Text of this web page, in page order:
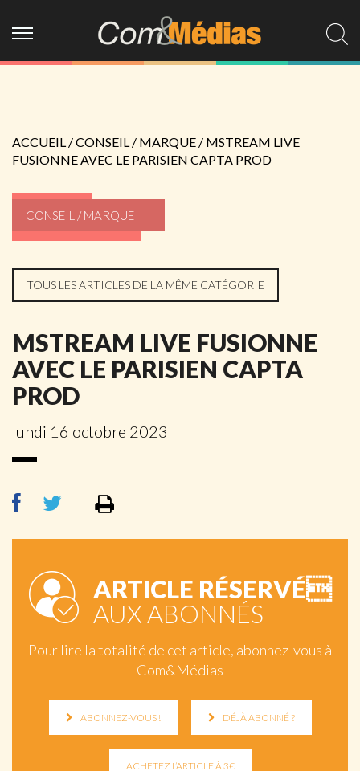
ACCUEIL /CONSEIL / MARQUE / MSTREAM LIVE
FUSIONNE AVEC LE PARISIEN CAPTA PROD
CONSEIL / MARQUE
TOUS LES ARTICLES DE LA MÊME CATÉGORIE
MSTREAM LIVE FUSIONNE
AVEC LE PARISIEN CAPTA
PROD
lundi 16 octobre 2023
ARTICLE RÉSERVÉ
AUX ABONNÉS
Pour lire la totalité de cet article, abonnez-vous à
Com&Médias
ABONNEZ-VOUS ! DÉJÀ ABONNÉ ?